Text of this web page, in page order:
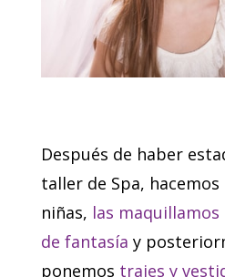
Después de haber
taller de Spa, hacemos
niñas, las
de fantasía y
ponemos trajes y